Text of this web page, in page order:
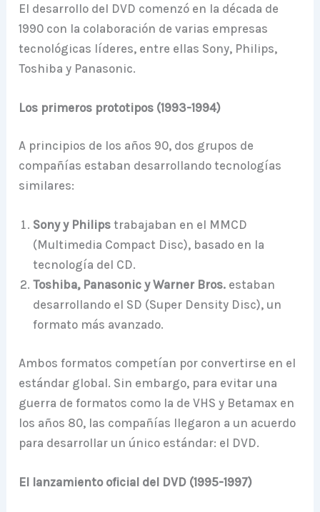
El desarrollo del DVD comenzó en la década de
1990 con la colaboración de varias empresas
tecnológicas líderes, entre ellas Sony, Philips,
Toshiba y Panasonic.
Los primeros prototipos (1993-1994)
A principios de los años 90, dos grupos de
compañías estaban desarrollando tecnologías
similares:
Sony y Philips trabajaban en el MMCD
(Multimedia Compact Disc), basado en la
tecnología del CD.
Toshiba, Panasonic y Warner Bros. estaban
desarrollando el SD (Super Density Disc), un
formato más avanzado.
Ambos formatos competían por convertirse en el
estándar global. Sin embargo, para evitar una
guerra de formatos como la de VHS y Betamax en
los años 80, las compañías llegaron a un acuerdo
para desarrollar un único estándar: el DVD.
El lanzamiento oficial del DVD (1995-1997)